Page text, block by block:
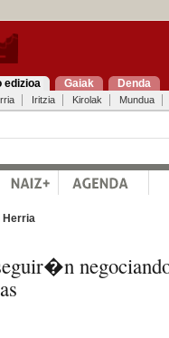
edizioa Gaiak Denda
Iritzia Kirolak Mundua
Herria